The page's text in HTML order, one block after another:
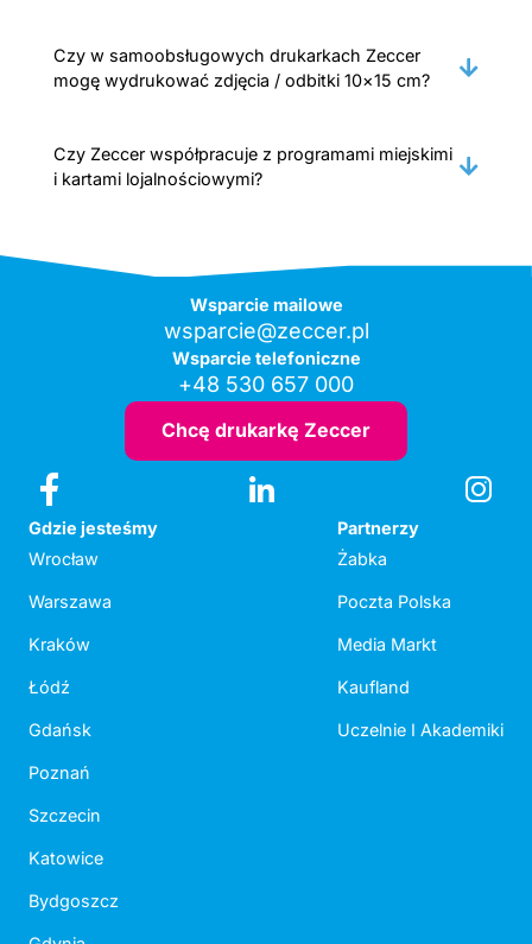
Czy w samoobsługowych drukarkach Zeccer
mogę wydrukować zdjęcia / odbitki 10×15 cm?
Czy Zeccer współpracuje z programami miejskimi
i kartami lojalnościowymi?
Wsparcie mailowe
wsparcie@zeccer.pl
Wsparcie telefoniczne
+48 530 657 000
Chcę drukarkę Zeccer
Gdzie jesteśmy
Wrocław
Warszawa
Kraków
Łódź
Gdańsk
Poznań
Szczecin
Katowice
Bydgoszcz
Partnerzy
Żabka
Poczta Polska
Media Markt
Kaufland
Uczelnie I Akademiki